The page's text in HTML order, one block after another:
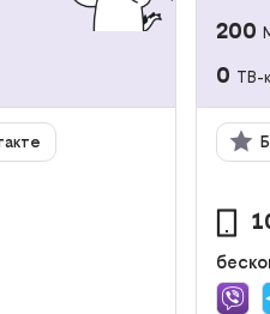
200
0 ТВ-